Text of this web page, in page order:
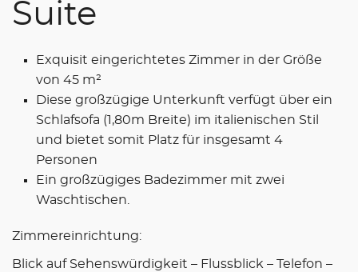
Suite
Exquisit eingerichtetes Zimmer in der Größe
von 45 m²
Diese großzügige Unterkunft verfügt über ein
Schlafsofa (1,80m Breite) im italienischen Stil
und bietet somit Platz für insgesamt 4
Personen
Ein großzügiges Badezimmer mit zwei
Waschtischen.
Zimmereinrichtung:
Blick auf Sehenswürdigkeit – Flussblick – Telefon –